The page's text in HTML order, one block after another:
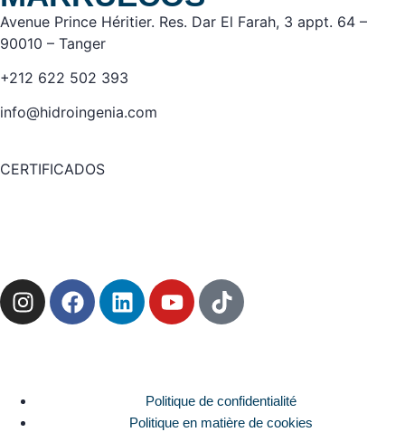
Avenue Prince Héritier. Res. Dar El Farah, 3 appt. 64 –
90010 – Tanger
+212 622 502 393
info@hidroingenia.com
CERTIFICADOS
Politique de confidentialité
Politique en matière de cookies